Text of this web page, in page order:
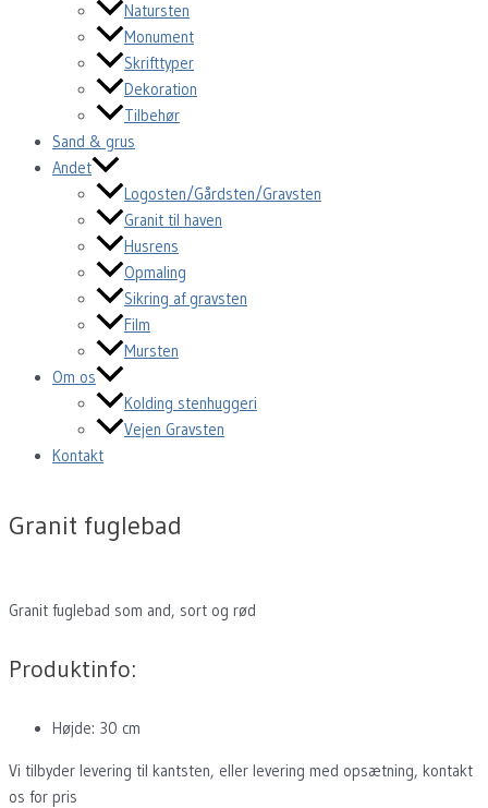
Natursten
Monument
Skrifttyper
Dekoration
Tilbehør
Sand & grus
Andet
Logosten/Gårdsten/Gravsten
Granit til haven
Husrens
Opmaling
Sikring af gravsten
Film
Mursten
Om os
Kolding stenhuggeri
Vejen Gravsten
Kontakt
Granit fuglebad
Granit fuglebad som and, sort og rød
Produktinfo:
Højde: 30 cm
Vi tilbyder levering til kantsten, eller levering med opsætning, kontakt
os for pris